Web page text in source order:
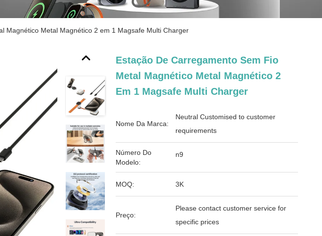
Magnético Metal Magnético 2 em 1 Magsafe Multi Charger
Estação De Carregamento Sem Fio
Metal Magnético Metal Magnético 2
Em 1 Magsafe Multi Charger
Nome Da Marca:
Neutral Customised to customer
requirements
Número Do
Modelo:
n9
MOQ: 3K
Preço:
Please contact customer service for
specific prices